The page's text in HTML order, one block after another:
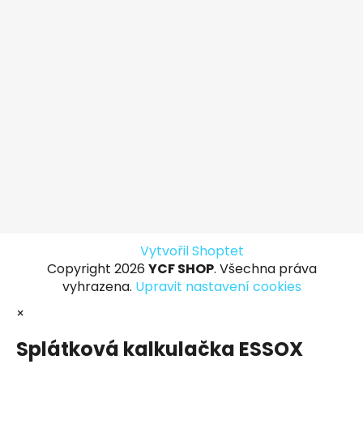
Vytvořil Shoptet
Copyright 2026 YCF SHOP. Všechna práva
vyhrazena. Upravit nastavení cookies
×
Splátková kalkulačka ESSOX